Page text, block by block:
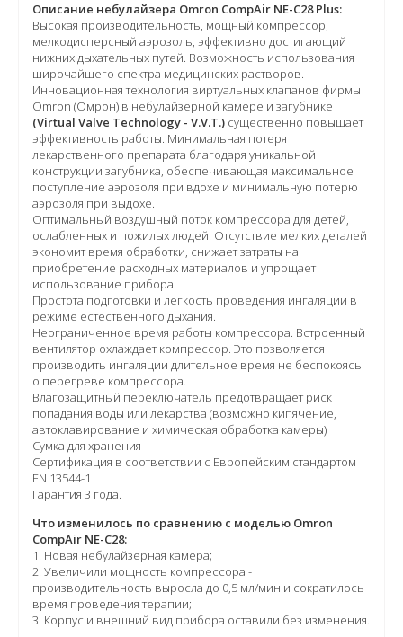
Описание небулайзера Omron CompAir NE-C28 Plus:
Высокая производительность, мощный компрессор,
мелкодисперсный аэрозоль, эффективно достигающий
нижних дыхательных путей. Возможность использования
широчайшего спектра медицинских растворов.
Инновационная технология виртуальных клапанов фирмы
Omron (Омрон) в небулайзерной камере и загубнике
(Virtual Valve Technology - V.V.T.) существенно повышает
эффективность работы. Минимальная потеря
лекарственного препарата благодаря уникальной
конструкции загубника, обеспечивающая максимальное
поступление аэрозоля при вдохе и минимальную потерю
аэрозоля при выдохе.
Оптимальный воздушный поток компрессора для детей,
ослабленных и пожилых людей. Отсутствие мелких деталей
экономит время обработки, снижает затраты на
приобретение расходных материалов и упрощает
использование прибора.
Простота подготовки и легкость проведения ингаляции в
режиме естественного дыхания.
Неограниченное время работы компрессора. Встроенный
вентилятор охлаждает компрессор. Это позволяется
производить ингаляции длительное время не беспокоясь
о перегреве компрессора.
Влагозащитный переключатель предотвращает риск
попадания воды или лекарства (возможно кипячение,
автоклавирование и химическая обработка камеры)
Сумка для хранения
Сертификация в соответствии с Европейским стандартом
EN 13544-1
Гарантия 3 года.
Что изменилось по сравнению с моделью Omron
CompAir NE-C28:
1. Новая небулайзерная камера;
2. Увеличили мощность компрессора -
производительность выросла до 0,5 мл/мин и сократилось
время проведения терапии;
3. Корпус и внешний вид прибора оставили без изменения.